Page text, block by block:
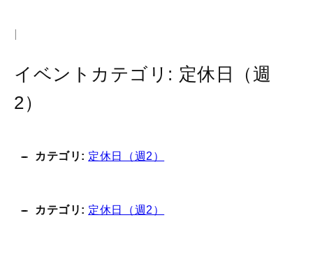
イベントカテゴリ: 定休日（週
2）
カテゴリ: 定休日（週2）
カテゴリ: 定休日（週2）